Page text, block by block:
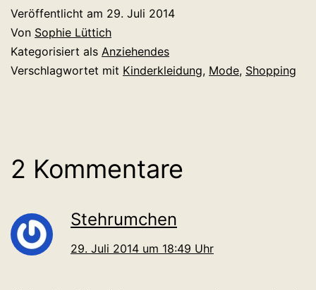
Veröffentlicht am 29. Juli 2014
Von Sophie Lüttich
Kategorisiert als Anziehendes
Verschlagwortet mit Kinderkleidung, Mode, Shopping
2 Kommentare
Stehrumchen
29. Juli 2014 um 18:49 Uhr